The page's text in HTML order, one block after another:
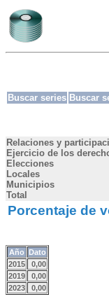
Buscar series Buscar
Relaciones y
Ejercicio de los
Elecciones
Locales
Municipios
Total
Porcentaje de
Año Dato
2015
0,00
2019
0,00
2023
0,00